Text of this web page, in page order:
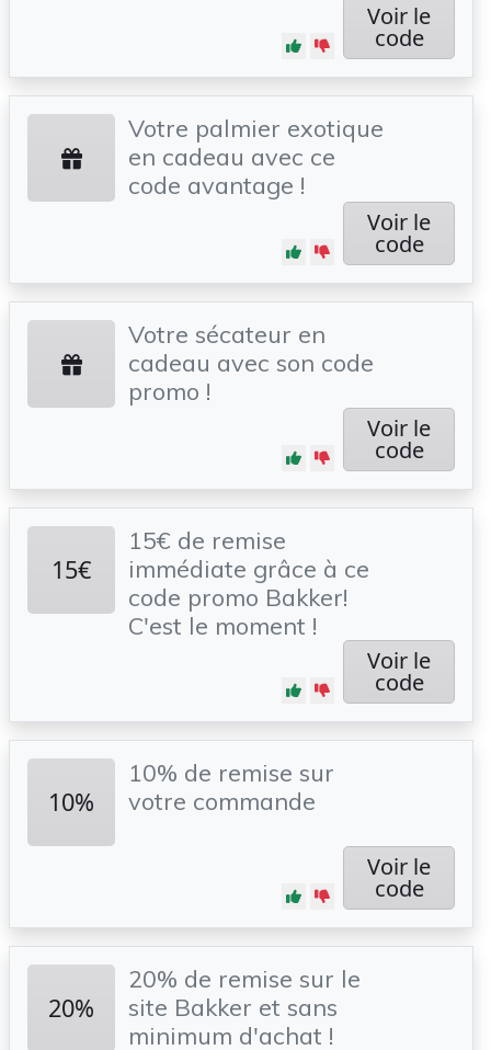
Voir le
code
Votre palmier exotique
en cadeau avec ce
code avantage !
Voir le
code
Votre sécateur en
cadeau avec son code
promo !
Voir le
code
15€
15€ de remise
immédiate grâce à ce
code promo Bakker!
C'est le moment !
Voir le
code
10%
10% de remise sur
votre commande
Voir le
code
20%
20% de remise sur le
site Bakker et sans
minimum d'achat !